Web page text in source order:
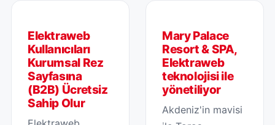
Elektraweb
Kullanıcıları
Kurumsal Rez
Sayfasına
(B2B) Ücretsiz
Sahip Olur
Mary Palace
Resort & SPA,
Elektraweb
teknolojisi ile
yönetiliyor
Akdeniz'in mavisi